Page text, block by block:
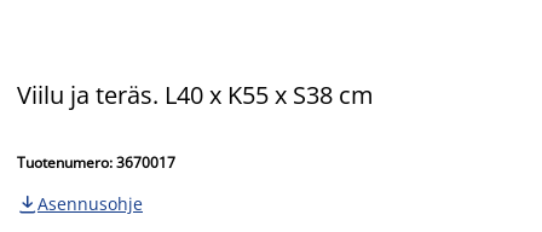
Viilu ja teräs. L40 x K55 x S38 cm
Tuotenumero: 3670017
 Asennusohje